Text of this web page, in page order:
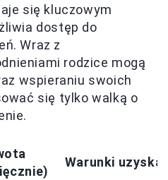
się kluczowym
dostęp do
Wraz z
rodzice mogą
wspieraniu swoich
się tylko walką o
Warunki